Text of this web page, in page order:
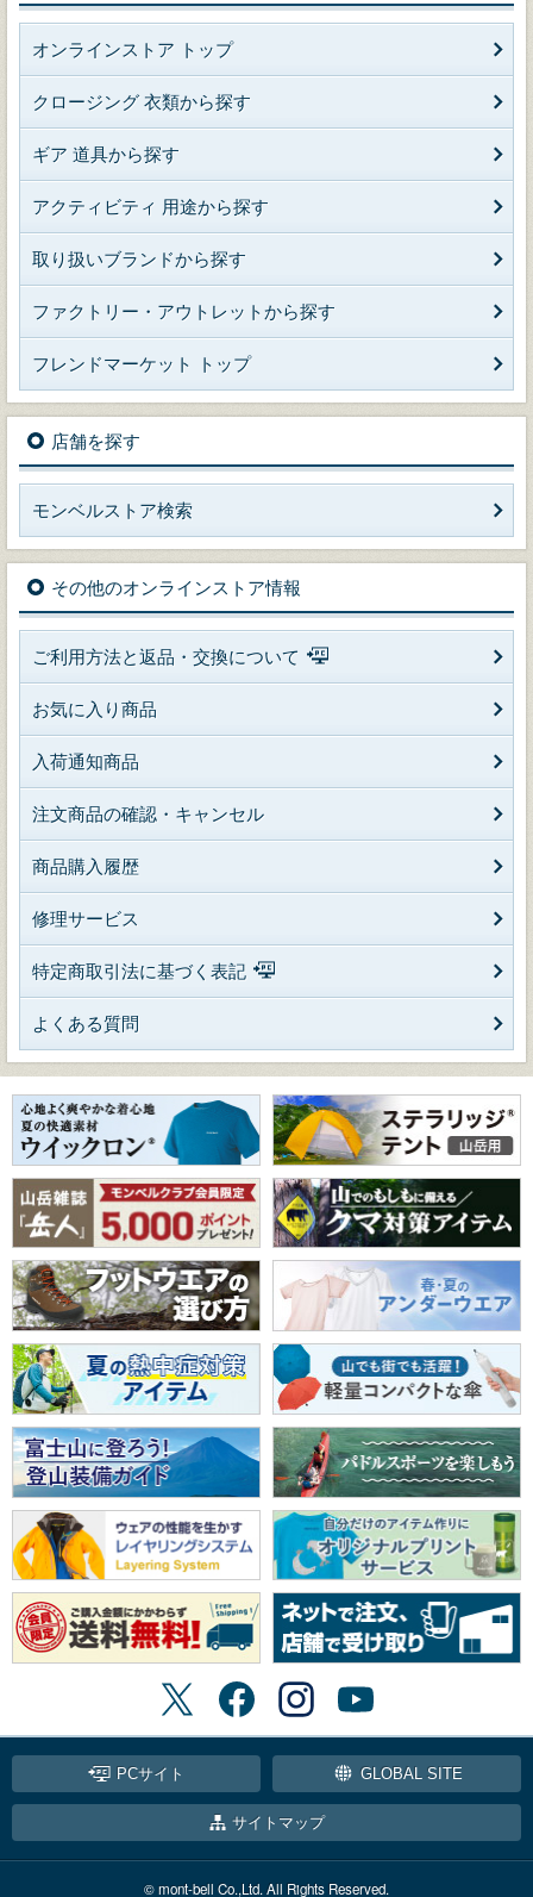
オンラインストア トップ
クロージング 衣類から探す
ギア 道具から探す
アクティビティ 用途から探す
取り扱いブランドから探す
ファクトリー・アウトレットから探す
フレンドマーケット トップ
店舗を探す
モンベルストア検索
その他のオンラインストア情報
ご利用方法と返品・交換について
お気に入り商品
入荷通知商品
注文商品の確認・キャンセル
商品購入履歴
修理サービス
特定商取引法に基づく表記
よくある質問
PCサイト GLOBAL SITE
サイトマップ
© mont-bell Co.,Ltd. All Rights Reserved.